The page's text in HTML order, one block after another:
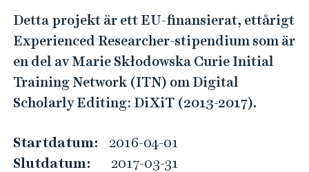
b
.
s
e
D
i
X
i
T
R
1
Detta projekt är ett EU-finansierat, ettårigt
Experienced Researcher-stipendium som är
en del av Marie Skłodowska Curie Initial
Training Network (ITN) om Digital
Scholarly Editing: DiXiT (2013-2017).
Startdatum:
2016-04-01
Slutdatum:
2017-03-31